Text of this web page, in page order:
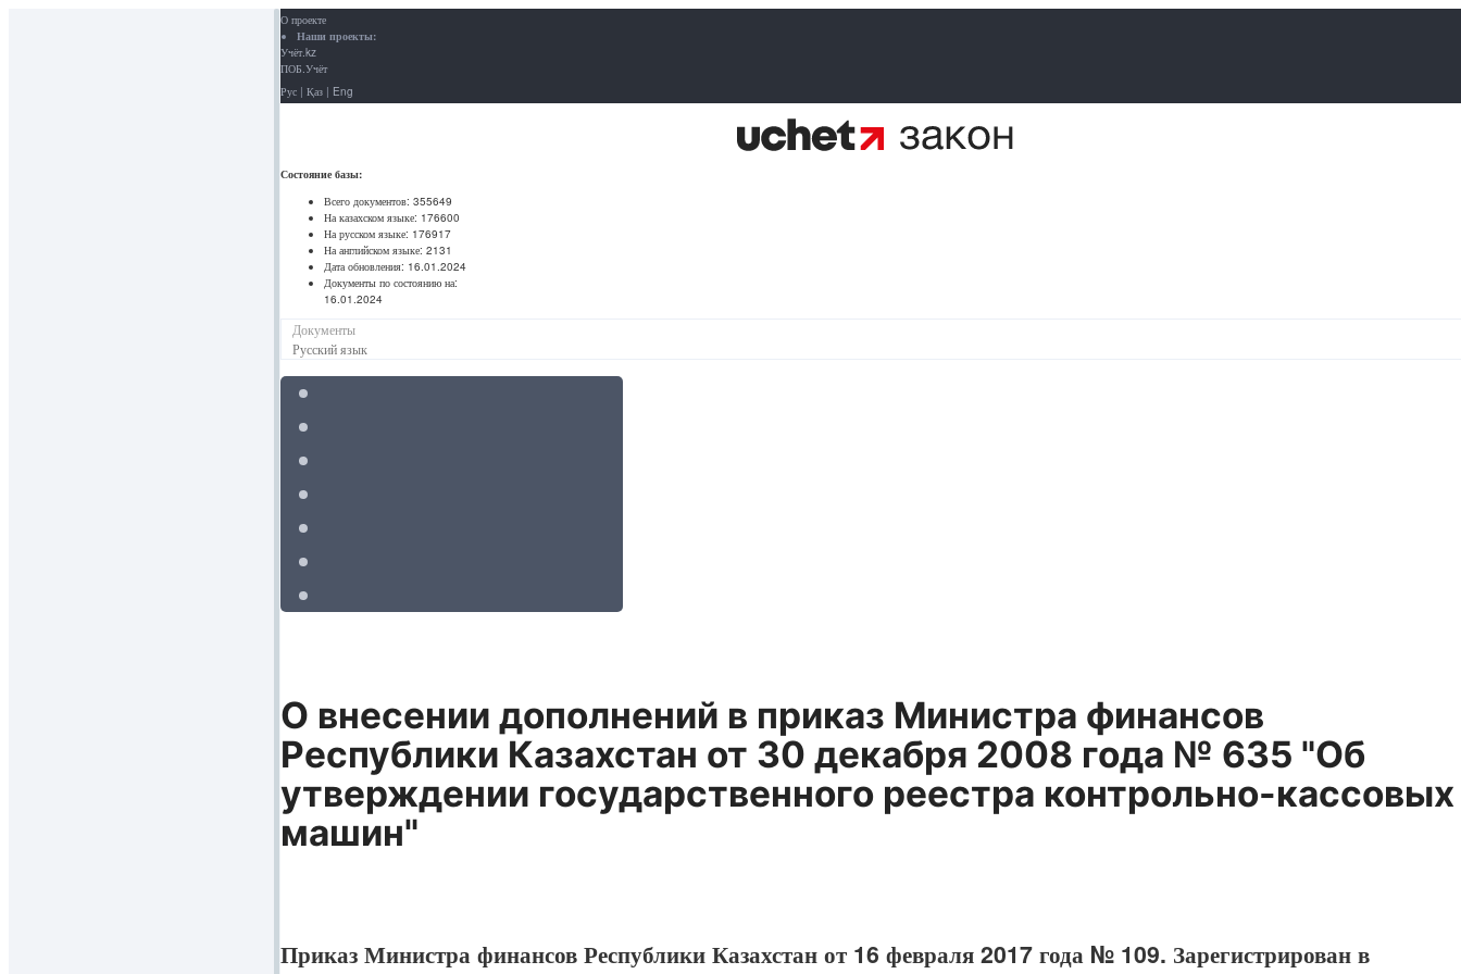
О проекте
Наши проекты:
Учёт.kz
ПОБ.Учёт
Рус | Қаз | Eng
Состояние базы:
Всего документов: 355649
На казахском языке: 176600
На русском языке: 176917
На английском языке: 2131
Дата обновления: 16.01.2024
Документы по состоянию на:
16.01.2024
Документы
Русский язык
О внесении дополнений в приказ Министра финансов
Республики Казахстан от 30 декабря 2008 года № 635 "Об
утверждении государственного реестра контрольно-кассовых
машин"
Приказ Министра финансов Республики Казахстан от 16 февраля 2017 года № 109. Зарегистрирован в